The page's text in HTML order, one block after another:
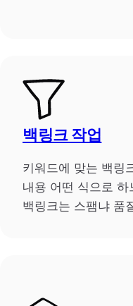
백링크 작업
키워드에 맞는 백링
내용 어떤 식으로 하
백링크는 스팸냐 품